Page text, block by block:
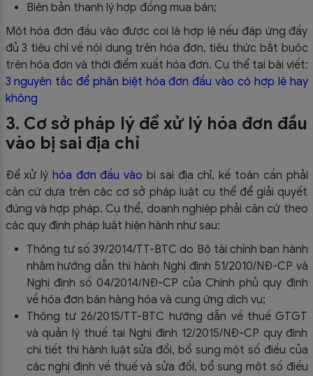
Biên bản thanh lý hợp đồng mua bán;
Một hóa đơn đầu vào được coi là hợp lệ nếu đáp ứng đầy
đủ 3 tiêu chí về nội dung trên hóa đơn, tiêu thức bắt buộc
trên hóa đơn và thời điểm xuất hóa đơn. Cụ thể tại bài viết:
3 nguyên tắc để phân biệt hóa đơn đầu vào có hợp lệ hay
không
3. Cơ sở pháp lý để xử lý hóa đơn đầu
vào bị sai địa chỉ
Để xử lý hóa đơn đầu vào bị sai địa chỉ, kế toán cần phải
căn cứ dựa trên các cơ sở pháp luật cụ thể để giải quyết
đúng và hợp pháp. Cụ thể, doanh nghiệp phải căn cứ theo
các quy định pháp luật hiện hành như sau:
Thông tư số 39/2014/TT-BTC do Bộ tài chính ban hành
nhằm hướng dẫn thi hành Nghị định 51/2010/NĐ-CP và
Nghị định số 04/2014/NĐ-CP của Chính phủ quy định
về hóa đơn bán hàng hóa và cung ứng dịch vụ;
Thông tư 26/2015/TT-BTC hướng dẫn về thuế GTGT
và quản lý thuế tại Nghị định 12/2015/NĐ-CP quy định
chi tiết thi hành luật sửa đổi, bổ sung một số điều của
các nghị định về thuế và sửa đổi, bổ sung một số điều